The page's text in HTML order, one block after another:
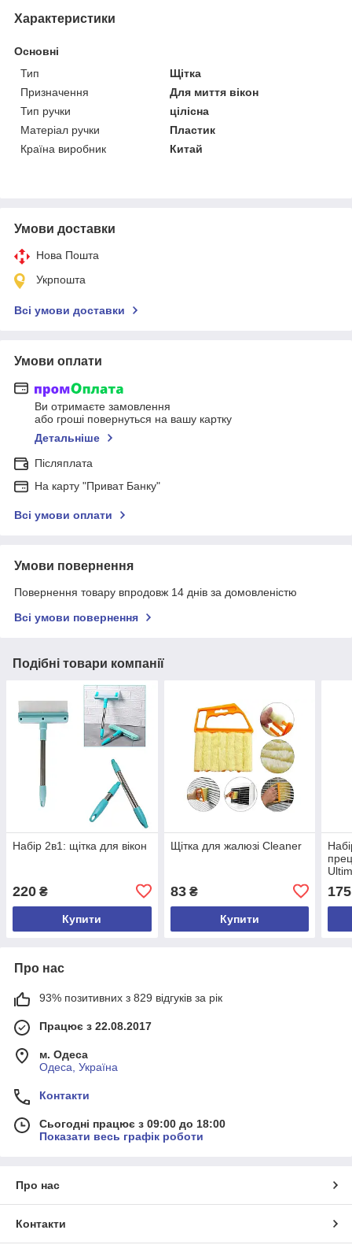
Характеристики
Основні
Тип
Щітка
Призначення
Для миття вікон
Тип ручки
цілісна
Матеріал ручки
Пластик
Країна виробник
Китай
Умови доставки
Нова Пошта
Укрпошта
Всі умови доставки
Умови оплати
Ви отримаєте замовлення
або гроші повернуться на вашу картку
Детальніше
Післяплата
На карту "Приват Банку"
Всі умови оплати
Умови повернення
Повернення товару впродовж 14 днів за домовленістю
Всі умови повернення
Подібні товари компанії
Набір 2в1: щітка для вікон
220 ₴
Купити
Щітка для жалюзі Cleaner
83₴
Купити
175
Про нас
93% позитивних з 829 відгуків за рік
Працює з 22.08.2017
м. Одеса
Одеса, Україна
Контакти
Сьогодні працює з 09:00 до 18:00
Показати весь графік роботи
Про нас
Контакти